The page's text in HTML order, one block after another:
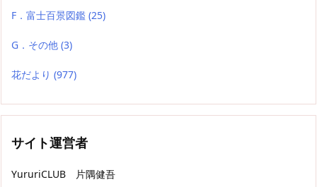
F．富士百景図鑑 (25)
G．その他 (3)
花だより (977)
サイト運営者
YururiCLUB 片隅健吾